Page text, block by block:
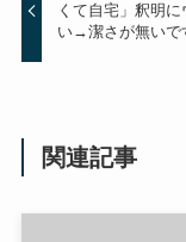
くて自宅」釈明に
い→潔さが無いで
関連記事